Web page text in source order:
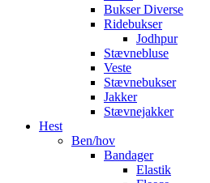
Bukser Diverse
Ridebukser
Jodhpur
Stævnebluse
Veste
Stævnebukser
Jakker
Stævnejakker
Hest
Ben/hov
Bandager
Elastik